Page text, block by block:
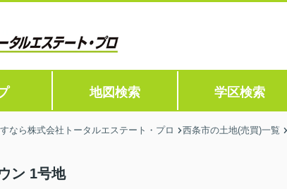
地図検索 学区検索
なら株式会社トータルエステート・プロ 西条市の土地(売買)一覧
ン 1号地